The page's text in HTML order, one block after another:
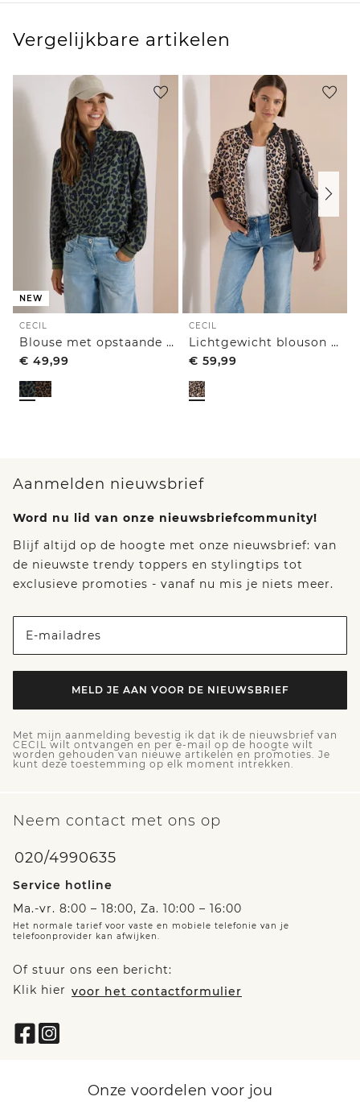
Vergelijkbare artikelen
NEW
CECIL
Blouse met opstaande kraag en ritssluiting
€ 49,99
CECIL
Lichtgewicht blouson met rits en leoprint
€ 59,99
Aanmelden nieuwsbrief
Word nu lid van onze nieuwsbriefcommunity!
Blijf altijd op de hoogte met onze nieuwsbrief: van
de nieuwste trendy toppers en stylingtips tot
exclusieve promoties - vanaf nu mis je niets meer.
E-mailadres
MELD JE AAN VOOR DE NIEUWSBRIEF
Met mijn aanmelding bevestig ik dat ik de nieuwsbrief van
CECIL wilt ontvangen en per e-mail op de hoogte wilt
worden gehouden van nieuwe artikelen en promoties. Je
kunt deze toestemming op elk moment intrekken.
Neem contact met ons op
020/4990635
Service hotline
Ma.-vr. 8:00 – 18:00, Za. 10:00 – 16:00
Het normale tarief voor vaste en mobiele telefonie van je
telefoonprovider kan afwijken.
Of stuur ons een bericht:
Klik hier voor het contactformulier
Onze voordelen voor jou